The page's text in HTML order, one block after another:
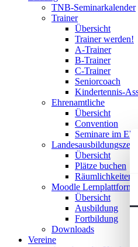
TNB-Seminarkalender
Trainer
Übersicht
Trainer werden!
A-Trainer
B-Trainer
C-Trainer
Seniorcoach
Kindertennis-
Ehrenamtliche
Übersicht
Convention
Seminare im
Übersicht
Plätze buchen
Räumlichkeiten
Moodle Lernplattform
Übersicht
Ausbildung
Fortbildung
Downloads
Vereine